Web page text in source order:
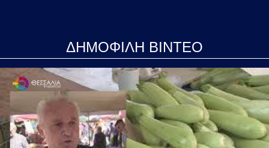
ΔΗΜΟΦΙΛΗ ΒΙΝΤΕΟ